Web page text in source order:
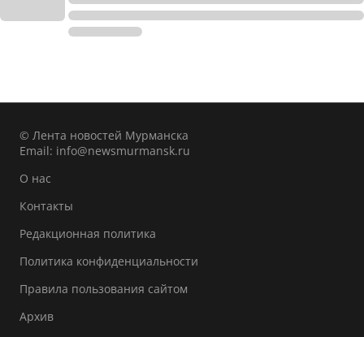
© Лента новостей Мурманска
Email: info@newsmurmansk.ru
О нас
Контакты
Редакционная политика
Политика конфиденциальности
Правила пользования сайтом
Архив